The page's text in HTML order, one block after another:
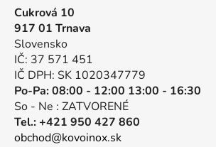
Cukrová 10
917 01 Trnava
Slovensko
IČ: 37 571 451
IČ DPH: SK 1020347779
Po-Pa: 08:00 - 12:00 13:00 - 16:30
So - Ne : ZATVORENÉ
Tel.: +421 950 427 860
obchod@kovoinox.sk